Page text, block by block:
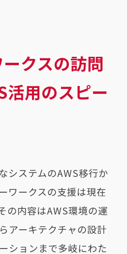
クスの訪問
活用のスピー
システムのAWS移行か
ワークスの支援は現在
の内容はAWS環境の運
アーキテクチャの設計
ションまで多岐にわた